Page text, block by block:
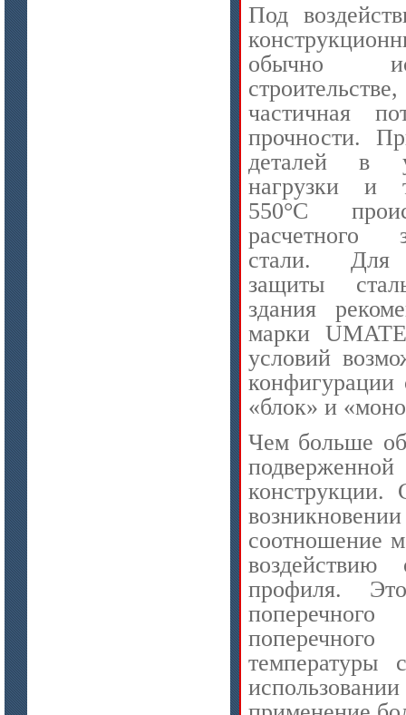
Под
обычно
частичная
прочности.
деталей в
нагрузки и
550°C
расчетного
стали. Для
защиты
здания
марки
условий
конфигурации
«блок» и
Чем больше
конструкции.
соотношение
профиля.
температуры